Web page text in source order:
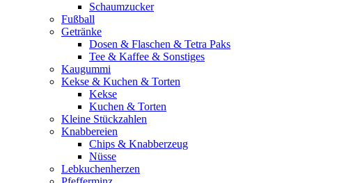
Schaumzucker
Fußball
Getränke
Dosen & Flaschen & Tetra Paks
Tee & Kaffee & Sonstiges
Kaugummi
Kekse & Kuchen & Torten
Kekse
Kuchen & Torten
Kleine Stückzahlen
Knabbereien
Chips & Knabberzeug
Nüsse
Lebkuchenherzen